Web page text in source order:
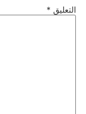
التعليق *